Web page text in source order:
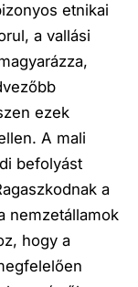
etnikai
a vallási
ezek
A mali
befolyást
a
nemzetállamok
hogy a